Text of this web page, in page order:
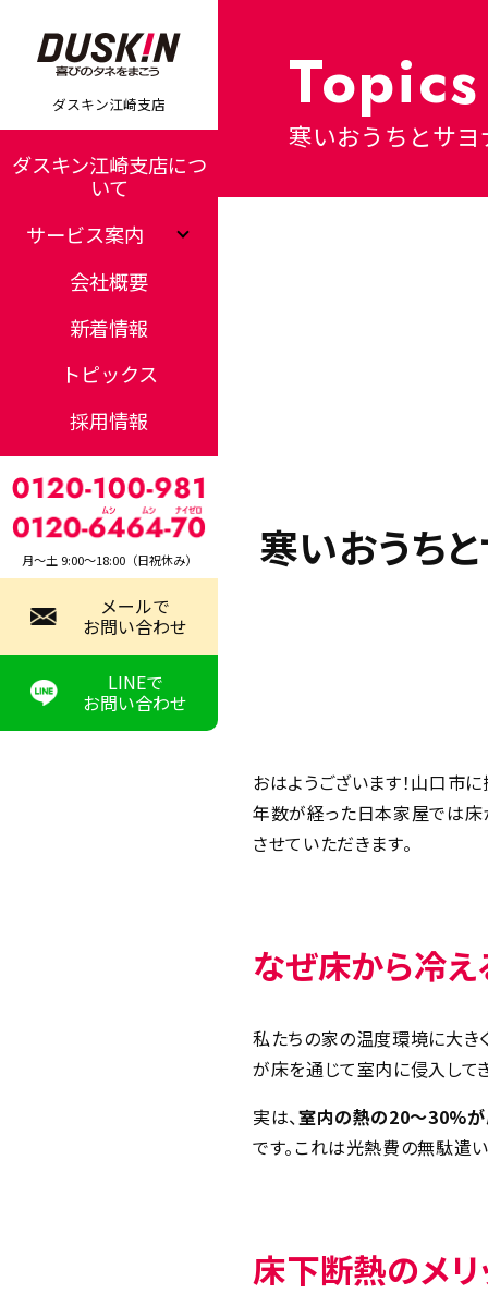
ダスキン江崎支店
ダスキン江崎支店につ
いて
サービス案内
会社概要
新着情報
トピックス
採用情報
月〜土 9:00～18:00（日祝休み）
メールで
お問い合わせ
LINEで
お問い合わせ
Topics
寒いおうちとサ
寒いおうち
おはようございます！山口市
年数が経った日本家屋では床
させていただきます。
なぜ床から冷
私たちの家の温度環境に大き
が床を通じて室内に侵入して
実は、室内の熱の20～30%
です。これは光熱費の無駄遣
床下断熱のメリ